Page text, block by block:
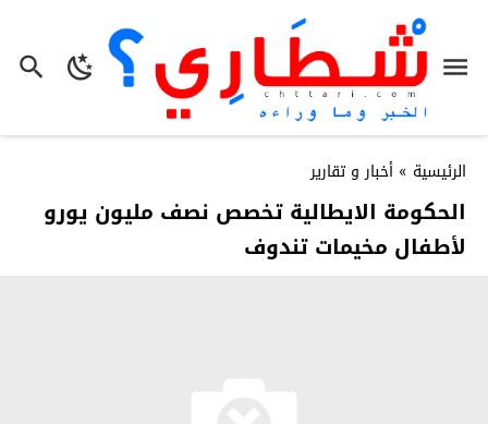
الرئيسية » أخبار و تقارير
الحكومة الايطالية تخصص نصف مليون يورو
لأطفال مخيمات تندوف